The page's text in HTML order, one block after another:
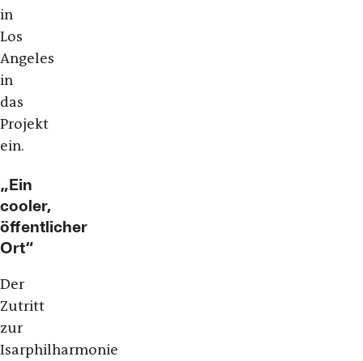
in
Los
Angeles
in
das
Projekt
ein.
„Ein
cooler,
öffentlicher
Ort“
Der
Zutritt
zur
Isarphilharmonie